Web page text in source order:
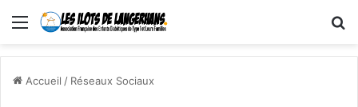
Menu
Accueil / Réseaux Sociaux